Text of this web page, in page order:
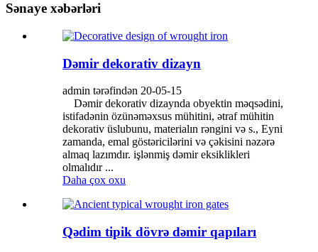
Sənaye xəbərləri
Dəmir dekorativ dizayn
admin tərəfindən 20-05-15
Dəmir dekorativ dizaynda obyektin məqsədini,
istifadənin özünəməxsus mühitini, ətraf mühitin
dekorativ üslubunu, materialın rəngini və s., Eyni
zamanda, emal göstəricilərini və çəkisini nəzərə
almaq lazımdır. işlənmiş dəmir eksiklikleri
olmalıdır ...
Daha çox oxu
Qədim tipik dövrə dəmir qapıları